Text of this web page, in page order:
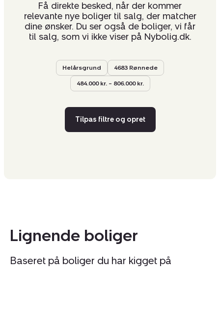
Få direkte besked, når der kommer
relevante nye boliger til salg, der matcher
dine ønsker. Du ser også de boliger, vi får
til salg, som vi ikke viser på Nybolig.dk.
Helårsgrund 4683 Rønnede
484.000 kr. – 806.000 kr.
Tilpas filtre og opret
Lignende boliger
Baseret på boliger du har kigget på